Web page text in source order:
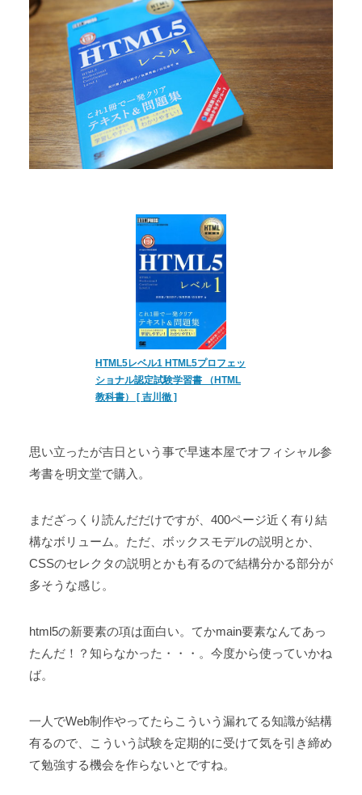
HTML5レベル1 HTML5プロフェッ
ショナル認定試験学習書 （HTML
教科書） [ 吉川徹 ]
思い立ったが吉日という事で早速本屋でオフィシャル参
考書を明文堂で購入。
まだざっくり読んだだけですが、400ページ近く有り結
構なボリューム。ただ、ボックスモデルの説明とか、
CSSのセレクタの説明とかも有るので結構分かる部分が
多そうな感じ。
html5の新要素の項は面白い。てかmain要素なんてあっ
たんだ！？知らなかった・・・。今度から使っていかね
ば。
一人でWeb制作やってたらこういう漏れてる知識が結構
有るので、こういう試験を定期的に受けて気を引き締め
て勉強する機会を作らないとですね。